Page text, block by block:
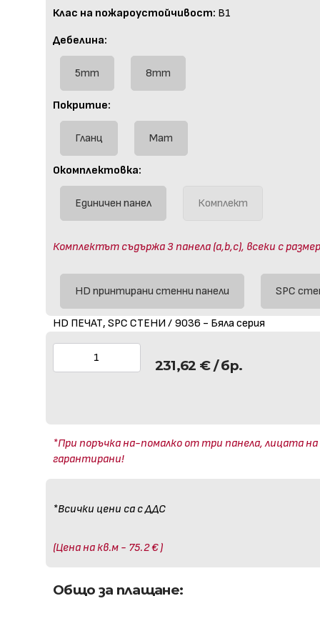
Клас на пожароустойчивост: B1
Дебелина:
5mm 8mm
Покритие:
Гланц Мат
Окомплектовка:
Единичен панел Комплект
Комплектът съдържа 3 панела (a,b,c), всеки с
HD принтирани стенни панели SPC
HD ПЕЧАТ, SPC СТЕНИ / 9036 - Бяла серия
231,62 €/ бр.
*При поръчка на-помалко от три панела, лицата
гарантирани!
*Всички цени са с ДДС
(Цена на кв.м - 75.2 € )
Общо за плащане: